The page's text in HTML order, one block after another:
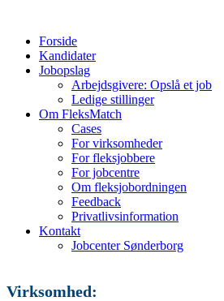
Forside
Kandidater
Jobopslag
Arbejdsgivere: Opslå et job
Ledige stillinger
Om FleksMatch
Cases
For virksomheder
For fleksjobbere
For jobcentre
Om fleksjobordningen
Feedback
Privatlivsinformation
Kontakt
Jobcenter Sønderborg
Virksomhed: